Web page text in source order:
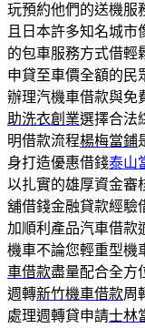
玩預約他們的送機服
且日本許多知名城市
的包車服務方式借輕
申貸至車價全額的民
辦理汽機車借款與免
助洗衣創業選擇合法
明借款流程楊梅當鋪
身打造優惠借錢泰山
以扎實的雄厚資金審
舖借錢金融貸款經驗
加順利產品汽車借款
機車不論您輕重型機
車借款盡量配合全方
週轉新竹機車借款周
處理週轉貸申請士林